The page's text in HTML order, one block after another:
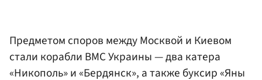
Предметом споров между Москвой и Киевом
стали корабли ВМС Украины — два катера
«Никополь» и «Бердянск», а также буксир «Яны